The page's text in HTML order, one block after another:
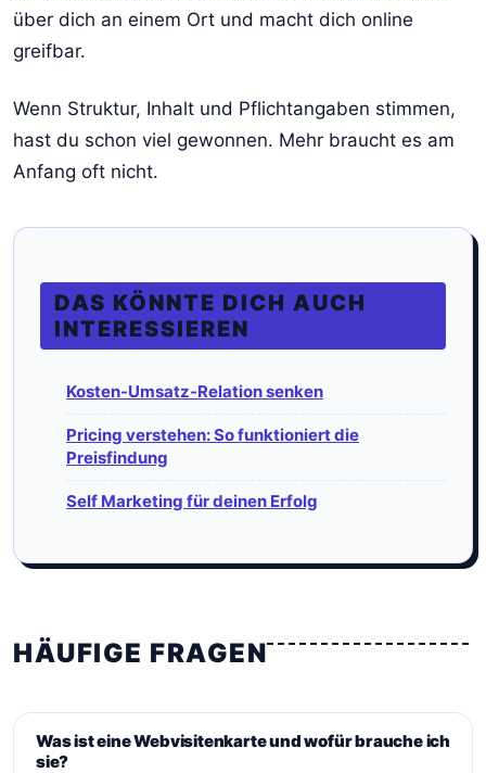
über dich an einem Ort und macht dich online
greifbar.
Wenn Struktur, Inhalt und Pflichtangaben stimmen,
hast du schon viel gewonnen. Mehr braucht es am
Anfang oft nicht.
DAS KÖNNTE DICH AUCH
INTERESSIEREN
Kosten-Umsatz-Relation senken
Pricing verstehen: So funktioniert die
Preisfindung
Self Marketing für deinen Erfolg
HÄUFIGE FRAGEN
Was ist eine Webvisitenkarte und wofür brauche ich
sie?